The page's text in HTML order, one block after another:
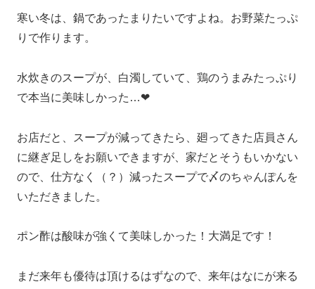
寒い冬は、鍋であったまりたいですよね。お野菜たっぷ
りで作ります。
水炊きのスープが、白濁していて、鶏のうまみたっぷり
で本当に美味しかった…❤
お店だと、スープが減ってきたら、廻ってきた店員さん
に継ぎ足しをお願いできますが、家だとそうもいかない
ので、仕方なく（？）減ったスープで〆のちゃんぽんを
いただきました。
ポン酢は酸味が強くて美味しかった！大満足です！
まだ来年も優待は頂けるはずなので、来年はなにが来る